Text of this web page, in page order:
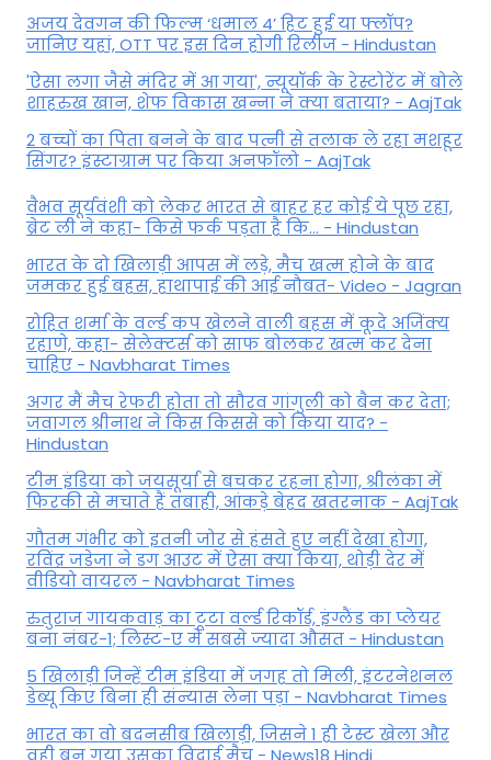
अजय देवगन की फिल्म ‘धमाल 4’ हिट हुई या फ्लॉप?
जानिए यहां, OTT पर इस दिन होगी रिलीज - Hindustan
'ऐसा लगा जैसे मंदिर में आ गया', न्यूयॉर्क के रेस्टोरेंट में बोले
शाहरुख खान, शेफ विकास खन्ना ने क्या बताया? - AajTak
2 बच्चों का पिता बनने के बाद पत्नी से तलाक ले रहा मशहूर
सिंगर? इंस्टाग्राम पर किया अनफॉलो - AajTak
वैभव सूर्यवंशी को लेकर भारत से बाहर हर कोई ये पूछ रहा,
ब्रेट ली ने कहा- किसे फर्क पड़ता है कि… - Hindustan
भारत के दो खिलाड़ी आपस में लड़े, मैच खत्म होने के बाद
जमकर हुई बहस, हाथापाई की आई नौबत- Video - Jagran
रोहित शर्मा के वर्ल्ड कप खेलने वाली बहस में कूदे अजिंक्य
रहाणे, कहा- सेलेक्टर्स को साफ बोलकर खत्म कर देना
चाहिए - Navbharat Times
अगर मैं मैच रेफरी होता तो सौरव गांगुली को बैन कर देता;
जवागल श्रीनाथ ने किस किससे को किया याद? -
Hindustan
टीम इंडिया को जयसूर्या से बचकर रहना होगा, श्रीलंका में
फिरकी से मचाते हैं तबाही, आंकड़े बेहद खतरनाक - AajTak
गौतम गंभीर को इतनी जोर से हंसते हुए नहीं देखा होगा,
रविंद्र जडेजा ने डग आउट में ऐसा क्या किया, थोड़ी देर में
वीडियो वायरल - Navbharat Times
रुतुराज गायकवाड़ का टूटा वर्ल्ड रिकॉर्ड, इंग्लैंड का प्लेयर
बना नंबर-1; लिस्ट-ए में सबसे ज्यादा औसत - Hindustan
5 खिलाड़ी जिन्हें टीम इंडिया में जगह तो मिली, इंटरनेशनल
डेब्यू किए बिना ही संन्यास लेना पड़ा - Navbharat Times
भारत का वो बदनसीब खिलाड़ी, जिसने 1 ही टेस्ट खेला और
वही बन गया उसका विदाई मैच - News18 Hindi